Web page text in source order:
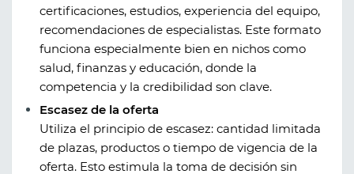
certificaciones, estudios, experiencia del equipo,
recomendaciones de especialistas. Este formato
funciona especialmente bien en nichos como
salud, finanzas y educación, donde la
competencia y la credibilidad son clave.
Escasez de la oferta
Utiliza el principio de escasez: cantidad limitada
de plazas, productos o tiempo de vigencia de la
oferta. Esto estimula la toma de decisión sin